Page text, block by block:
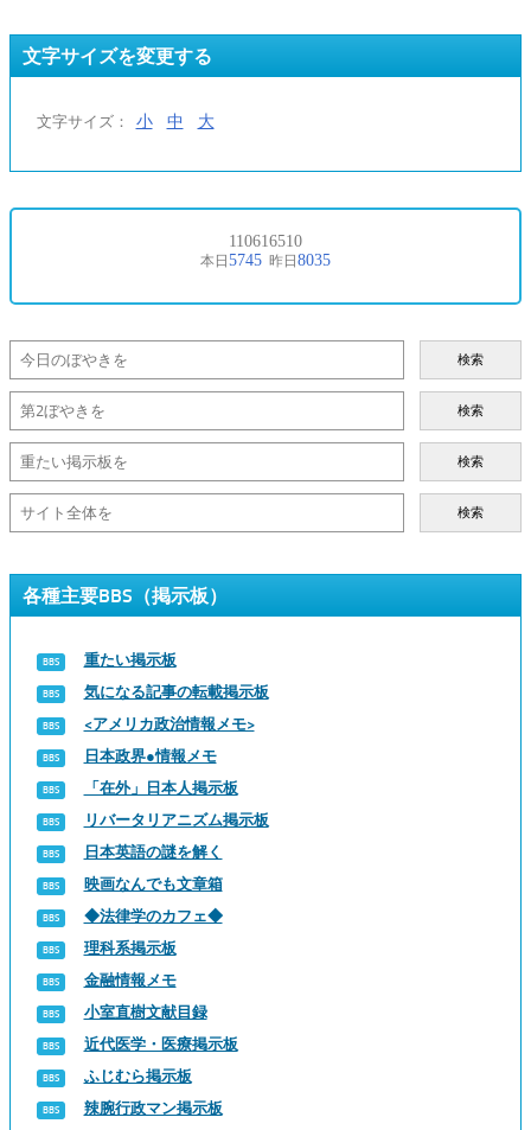
文字サイズを変更する
文字サイズ： 小 中 大
検索
検索
検索
検索
各種主要BBS（掲示板）
重たい掲示板
気になる記事の転載掲示板
<アメリカ政治情報メモ>
日本政界●情報メモ
「在外」日本人掲示板
リバータリアニズム掲示板
日本英語の謎を解く
映画なんでも文章箱
◆法律学のカフェ◆
理科系掲示板
金融情報メモ
小室直樹文献目録
近代医学・医療掲示板
ふじむら掲示板
辣腕行政マン掲示板